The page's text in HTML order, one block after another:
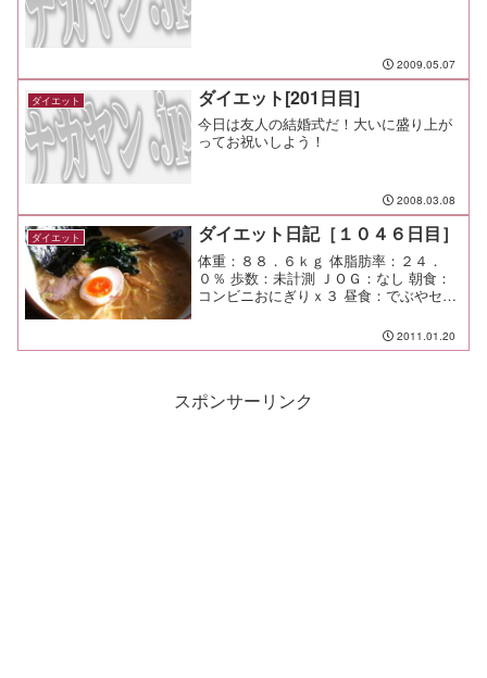
2009.05.07
ダイエット ダイエット[201日目]
今日は友人の結婚式だ！大いに盛り上が
ってお祝いしよう！
2008.03.08
ダイエット ダイエット日記［１０４６日目］
体重：８８．６ｋｇ 体脂肪率：２４．
０％ 歩数：未計測 ＪＯＧ：なし 朝食：
コンビニおにぎりｘ３ 昼食：でぶやセッ
シロー 間食： メモ：今日はパパがお迎
え。
2011.01.20
スポンサーリンク